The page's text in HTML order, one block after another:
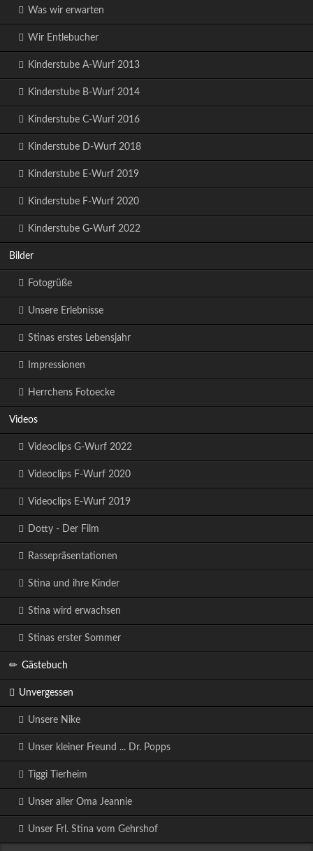
Was wir erwarten
Wir Entlebucher
Kinderstube A-Wurf 2013
Kinderstube B-Wurf 2014
Kinderstube C-Wurf 2016
Kinderstube D-Wurf 2018
Kinderstube E-Wurf 2019
Kinderstube F-Wurf 2020
Kinderstube G-Wurf 2022
Bilder
Fotogrüße
Unsere Erlebnisse
Stinas erstes Lebensjahr
Impressionen
Herrchens Fotoecke
Videos
Videoclips G-Wurf 2022
Videoclips F-Wurf 2020
Videoclips E-Wurf 2019
Dotty - Der Film
Rassepräsentationen
Stina und ihre Kinder
Stina wird erwachsen
Stinas erster Sommer
Gästebuch
Unvergessen
Unsere Nike
Unser kleiner Freund ... Dr. Popps
Tiggi Tierheim
Unser aller Oma Jeannie
Unser Frl. Stina vom Gehrshof